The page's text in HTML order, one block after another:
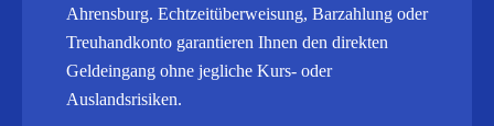
Ahrensburg. Echtzeitüberweisung, Barzahlung oder
Treuhandkonto garantieren Ihnen den direkten
Geldeingang ohne jegliche Kurs- oder
Auslandsrisiken.